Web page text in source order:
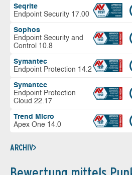
Seqrite
Endpoint Security 17.00
Sophos
Endpoint Security and
Control 10.8
Symantec
Endpoint Protection 14.2
Symantec
Endpoint Protection
Cloud 22.17
Trend Micro
Apex One 14.0
ARCHIV